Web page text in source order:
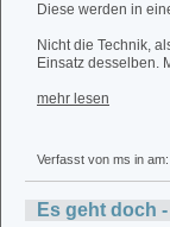
Diese werden in
Nicht die Technik,
Einsatz desselben.
mehr lesen
Verfasst von ms in
Es geht doch